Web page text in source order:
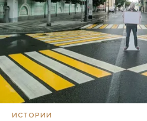
ИСТОРИИ